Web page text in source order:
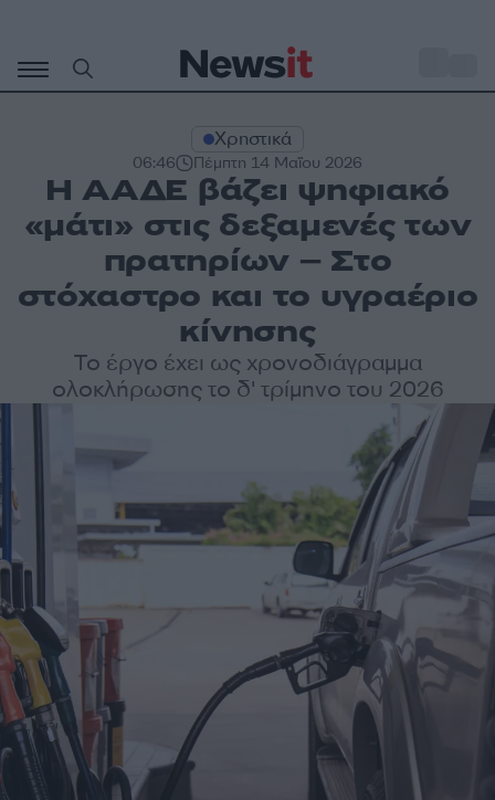
περιεχόμενο
Χρηστικά
06:46 Πέμπτη 14 Μαΐου 2026
H ΑΑΔΕ βάζει ψηφιακό
«μάτι» στις δεξαμενές των
πρατηρίων – Στο
στόχαστρο και το υγραέριο
κίνησης
Το έργο έχει ως χρονοδιάγραμμα
ολοκλήρωσης το δ' τρίμηνο του 2026